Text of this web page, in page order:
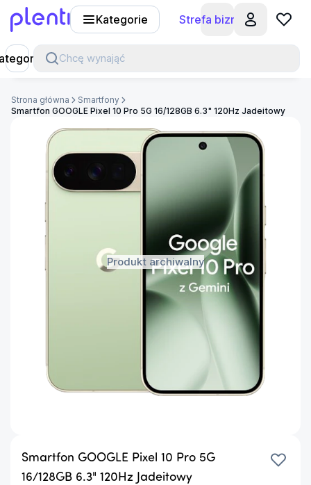
Kategorie Strefa biznesu
Chcę wynająć
Strona główna
Smartfony
Smartfon GOOGLE Pixel 10 Pro 5G 16/128GB 6.3" 120Hz Jadeitowy
Produkt archiwalny
Smartfon GOOGLE Pixel 10 Pro 5G
16/128GB 6.3" 120Hz Jadeitowy